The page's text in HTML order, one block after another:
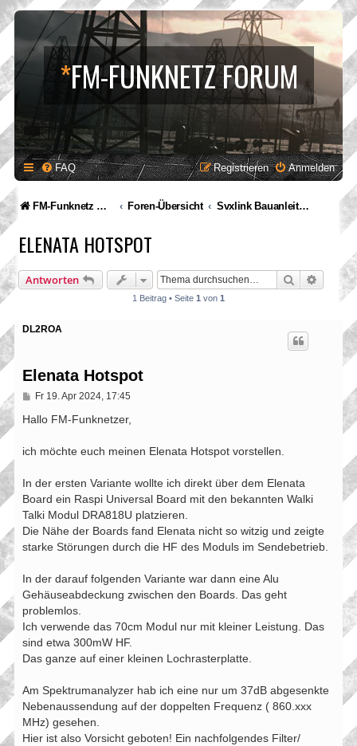
*FM-FUNKNETZ FORUM
FAQ Anmelden
Registrieren
FM-Funknetz Relaisverbund Foren-Übersicht Svxlink Bauanleitungen
ELENATA HOTSPOT
Antworten Suche
1 Beitrag • Seite 1 von 1
DL2ROA
Elenata Hotspot
B
i
a
Fr 19. Apr 2024, 17:45
Hallo FM-Funknetzer,
ich möchte euch meinen Elenata Hotspot vorstellen.
In der ersten Variante wollte ich direkt über dem Elenata
Board ein Raspi Universal Board mit den bekannten Walki
Talki Modul DRA818U platzieren.
Die Nähe der Boards fand Elenata nicht so witzig und zeigte
starke Störungen durch die HF des Moduls im Sendebetrieb.
In der darauf folgenden Variante war dann eine Alu
Gehäuseabdeckung zwischen den Boards. Das geht
problemlos.
Ich verwende das 70cm Modul nur mit kleiner Leistung. Das
sind etwa 300mW HF.
Das ganze auf einer kleinen Lochrasterplatte.
Am Spektrumanalyzer hab ich eine nur um 37dB abgesenkte
Nebenaussendung auf der doppelten Frequenz ( 860.xxx
MHz) gesehen.
Hier ist also Vorsicht geboten! Ein nachfolgendes Filter/